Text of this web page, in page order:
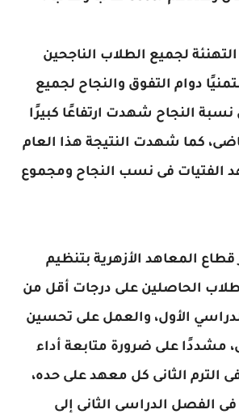
لجميع الطلاب الناجحين
دوام التفوق والنجاح لجميع
نسبة النجاح شهدت ارتفاعًا كبيرًا
كما شهدت النتيجة هذا العام
الفتيات فى نسب النجاح ومجموع
المعاهد الأزهرية بتنظيم
الحاصلين على درجات أقل من
الأول، والعمل على تحسين
مشددًا على ضرورة متابعة أداء
الترم الثانى كل معهد على حده،
الفصل الدراسى الثانى إلى